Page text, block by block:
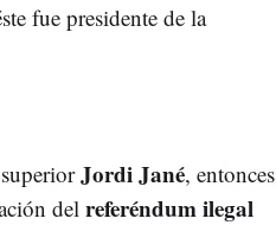
fue presidente de la
Jordi Jané, entonces
del referéndumilegal